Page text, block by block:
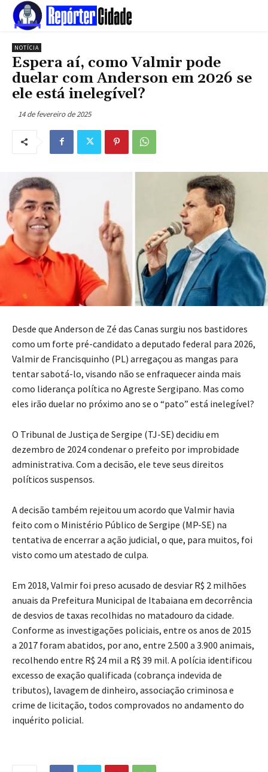
NOTÍCIA
Espera aí, como Valmir pode
duelar com Anderson em 2026 se
ele está inelegível?
14 de fevereiro de 2025
Desde que Anderson de Zé das Canas surgiu nos bastidores
como um forte pré-candidato a deputado federal para 2026,
Valmir de Francisquinho (PL) arregaçou as mangas para
tentar sabotá-lo, visando não se enfraquecer ainda mais
como liderança política no Agreste Sergipano. Mas como
eles irão duelar no próximo ano se o “pato” está inelegível?
O Tribunal de Justiça de Sergipe (TJ-SE) decidiu em
dezembro de 2024 condenar o prefeito por improbidade
administrativa. Com a decisão, ele teve seus direitos
políticos suspensos.
A decisão também rejeitou um acordo que Valmir havia
feito com o Ministério Público de Sergipe (MP-SE) na
tentativa de encerrar a ação judicial, o que, para muitos, foi
visto como um atestado de culpa.
Em 2018, Valmir foi preso acusado de desviar R$ 2 milhões
anuais da Prefeitura Municipal de Itabaiana em decorrência
de desvios de taxas recolhidas no matadouro da cidade.
Conforme as investigações policiais, entre os anos de 2015
a 2017 foram abatidos, por ano, entre 2.500 a 3.900 animais,
recolhendo entre R$ 24 mil a R$ 39 mil. A polícia identificou
excesso de exação qualificada (cobrança indevida de
tributos), lavagem de dinheiro, associação criminosa e
crime de licitação, todos comprovados no andamento do
inquérito policial.